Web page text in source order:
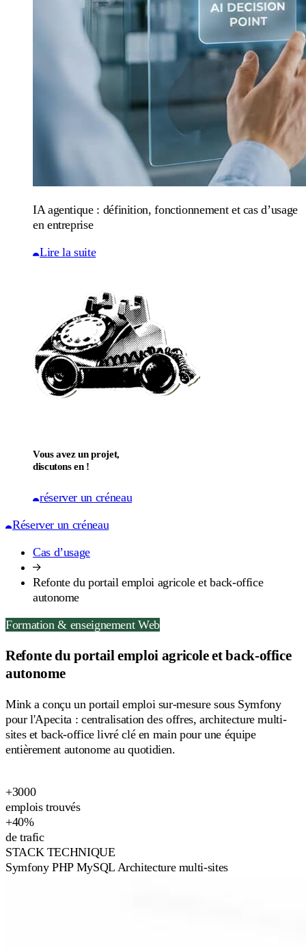
IA agentique : définition, fonctionnement et cas d’usage
en entreprise
Lire la suite
Vous avez un projet,
discutons en !
réserver un créneau
Réserver un créneau
Cas d’usage
Refonte du portail emploi agricole et back-office
autonome
Formation & enseignement Web
Refonte du portail emploi agricole et back-office
autonome
Mink a conçu un portail emploi sur-mesure sous Symfony
pour l'Apecita : centralisation des offres, architecture multi-
sites et back-office livré clé en main pour une équipe
entièrement autonome au quotidien.
+3000
emplois trouvés
+40%
de trafic
STACK TECHNIQUE
SymfonyPHP MySQL Architecture multi-sites